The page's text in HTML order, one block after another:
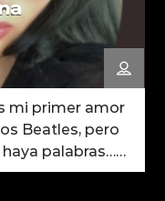
mi primer amor
Beatles, pero
palabras…